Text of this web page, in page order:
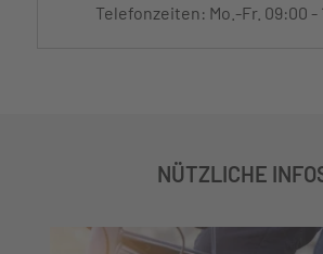
Telefonzeiten: Mo.-Fr. 09:00 -
NÜTZLICHE